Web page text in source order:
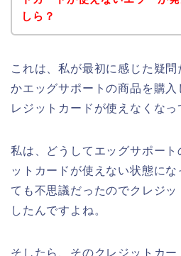
しら？
これは、私が最初に感じた疑
かエッグサポートの商品を購入
レジットカードが使えなくなっ
私は、どうしてエッグサポー
ットカードが使えない状態に
ても不思議だったのでクレジ
したんですよね。
そしたら、そのクレジットカー